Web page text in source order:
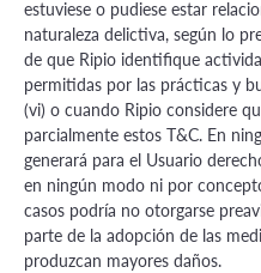
estuviese o pudiese estar
naturaleza delictiva, según lo
de que Ripio identifique
permitidas por las prácticas y
(vi) o cuando Ripio considere
parcialmente estos T&C. En
generará para el Usuario
en ningún modo ni por
casos podría no otorgarse
parte de la adopción de las
produzcan mayores daños.